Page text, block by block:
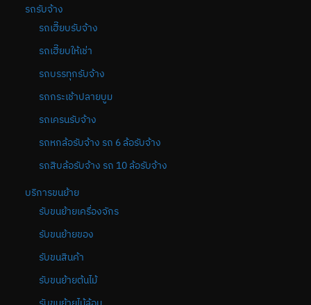
รถรับจ้าง
รถเฮี๊ยบรับจ้าง
รถเฮี๊ยบให้เช่า
รถบรรทุกรับจ้าง
รถกระเช้าปลายบูม
รถเครนรับจ้าง
รถหกล้อรับจ้าง รถ 6 ล้อรับจ้าง
รถสิบล้อรับจ้าง รถ 10 ล้อรับจ้าง
บริการขนย้าย
รับขนย้ายเครื่องจักร
รับขนย้ายของ
รับขนสินค้า
รับขนย้ายต้นไม้